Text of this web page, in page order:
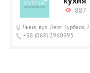
887
Львів, вул. Леся Курбаса, 7
+38 (068) 2960995